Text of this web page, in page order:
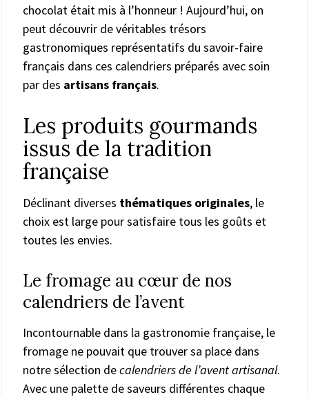
chocolat était mis à l’honneur ! Aujourd’hui, on
peut découvrir de véritables trésors
gastronomiques représentatifs du savoir-faire
français dans ces calendriers préparés avec soin
par des artisans français.
Les produits gourmands
issus de la tradition
française
Déclinant diverses thématiques originales, le
choix est large pour satisfaire tous les goûts et
toutes les envies.
Le fromage au cœur de nos
calendriers de l’avent
Incontournable dans la gastronomie française, le
fromage ne pouvait que trouver sa place dans
notre sélection decalendriers de l’avent artisanal.
Avec une palette de saveurs différentes chaque